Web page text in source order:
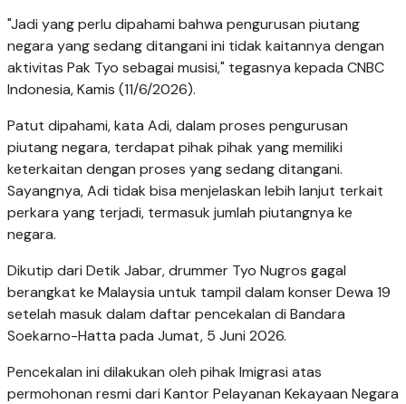
"Jadi yang perlu dipahami bahwa pengurusan piutang
negara yang sedang ditangani ini tidak kaitannya dengan
aktivitas Pak Tyo sebagai musisi," tegasnya kepada CNBC
Indonesia, Kamis (11/6/2026).
Patut dipahami, kata Adi, dalam proses pengurusan
piutang negara, terdapat pihak pihak yang memiliki
keterkaitan dengan proses yang sedang ditangani.
Sayangnya, Adi tidak bisa menjelaskan lebih lanjut terkait
perkara yang terjadi, termasuk jumlah piutangnya ke
negara.
Dikutip dari Detik Jabar, drummer Tyo Nugros gagal
berangkat ke Malaysia untuk tampil dalam konser Dewa 19
setelah masuk dalam daftar pencekalan di Bandara
Soekarno-Hatta pada Jumat, 5 Juni 2026.
Pencekalan ini dilakukan oleh pihak Imigrasi atas
permohonan resmi dari Kantor Pelayanan Kekayaan Negara